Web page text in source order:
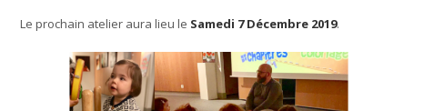
Le prochain atelier aura lieu le Samedi 7 Décembre 2019.